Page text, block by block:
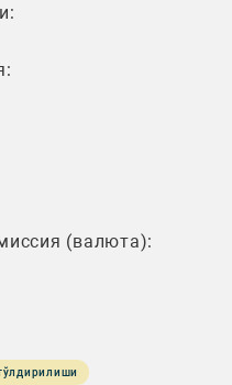
(валюта):